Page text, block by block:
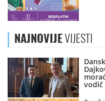
NAJNOVIJEVIJESTI
vodič